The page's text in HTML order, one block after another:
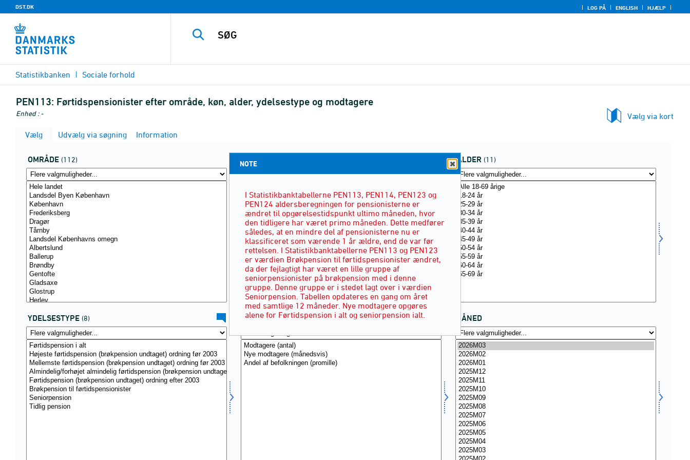
DST.DK LOG PÅ ENGLISH HJÆLP
Statistikbanken Sociale forhold
PEN113: Førtidspensionister efter område, køn, alder, ydelsestype og modtagere
Enhed : -
Vælg via kort
Vælg
Udvælg via søgning Information
OMRÅDE (112) KØN ALDER (11)
YDELSESTYPE (8) MODTAGERE (3) MÅNED
NOTE
I Statistikbanktabellerne PEN113, PEN114, PEN123 og
PEN124 aldersberegningen for pensionisterne er
ændret til opgørelsestidspunkt ultimo måneden, hvor
den tidligere har været primo måneden. Dette medfører
således, at en mindre del af pensionisterne nu er
klassificeret som værende 1 år ældre, end de var før
rettelsen. I Statistikbanktabellerne PEN113 og PEN123
er værdien Brøkpension til førtidspensionister ændret,
da der fejlagtigt har været en lille gruppe af
seniorpensionister på brøkpension med i denne
gruppe. Denne gruppe er i stedet lagt over i værdien
Seniorpension. Tabellen opdateres en gang om året
med samtlige 12 måneder. Nye modtagere opgøres
alene for Førtidspension i alt og seniorpension ialt.